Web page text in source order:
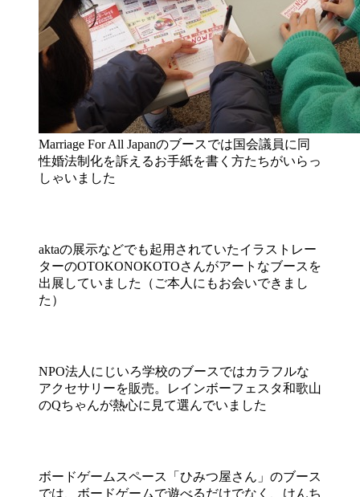
Marriage For All Japanのブースでは国会議員に同
性婚法制化を訴えるお手紙を書く方たちがいらっ
しゃいました
aktaの展示などでも起用されていたイラストレー
ターのOTOKONOKOTOさんがアートなブースを
出展していました（ご本人にもお会いできまし
た）
NPO法人にじいろ学校のブースではカラフルな
アクセサリーを販売。レインボーフェスタ和歌山
のQちゃんが熱心に見て選んでいました
ボードゲームスペース「ひみつ屋さん」のブース
では、ボードゲームで遊べるだけでなく、けんち